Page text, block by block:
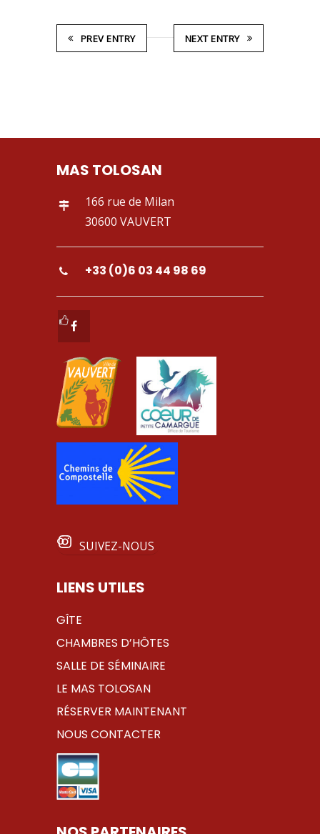
PREV ENTRY NEXT ENTRY
MAS TOLOSAN
166 rue de Milan
30600 VAUVERT
+33 (0)6 03 44 98 69
SUIVEZ-NOUS
LIENS UTILES
GÎTE
CHAMBRES D’HÔTES
SALLE DE SÉMINAIRE
LE MAS TOLOSAN
RÉSERVER MAINTENANT
NOUS CONTACTER